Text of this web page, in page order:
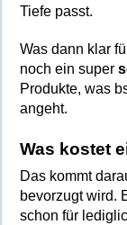
Tiefe passt.
Was dann klar
noch ein super
Produkte, was
angeht.
Was kostet
Das kommt
bevorzugt wird.
schon für